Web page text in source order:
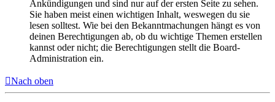
Ankündigungen und sind nur auf der ersten Seite zu sehen.
Sie haben meist einen wichtigen Inhalt, weswegen du sie
lesen solltest. Wie bei den Bekanntmachungen hängt es von
deinen Berechtigungen ab, ob du wichtige Themen erstellen
kannst oder nicht; die Berechtigungen stellt die Board-
Administration ein.
Nach oben